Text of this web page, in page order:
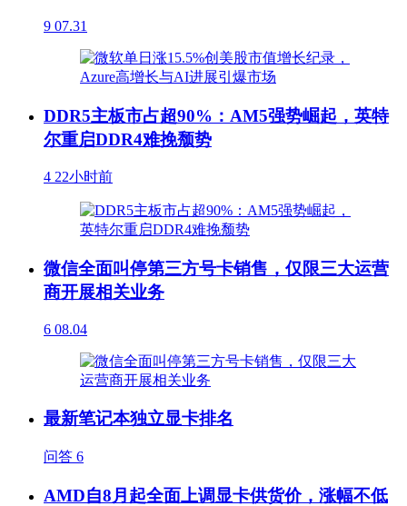
9 07.31
DDR5主板市占超90%：AM5强势崛起，英特
尔重启DDR4难挽颓势
4 22小时前
微信全面叫停第三方号卡销售，仅限三大运营
商开展相关业务
6 08.04
最新笔记本独立显卡排名
问答 6
AMD自8月起全面上调显卡供货价，涨幅不低